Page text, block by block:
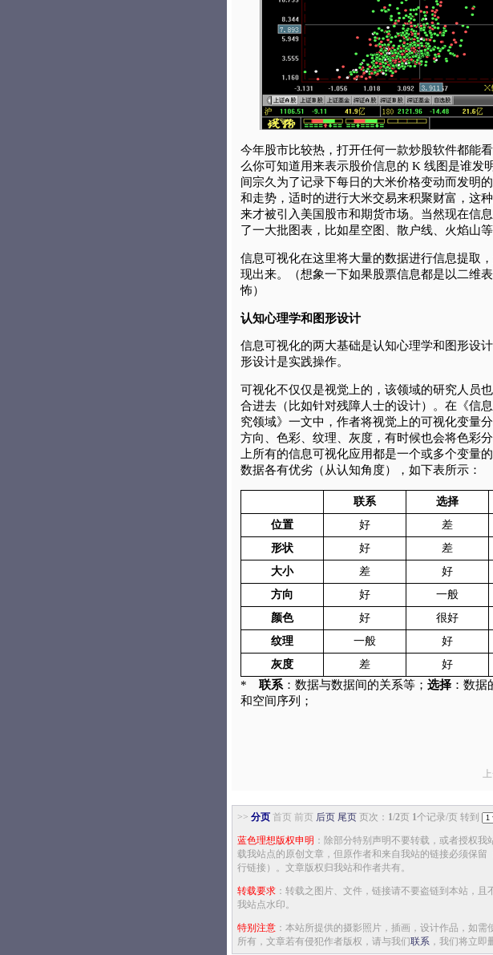
今年股市比较热，打开任何一款炒股软件都能
么你可知道用来表示股价信息的 K 线图是谁发
间宗久为了记录下每日的大米价格变动而发明
和走势，适时的进行大米交易来积聚财富，这
来才被引入美国股市和期货市场。当然现在信
了一大批图表，比如星空图、散户线、火焰山等
信息可视化在这里将大量的数据进行信息提取
现出来。（想象一下如果股票信息都是以二维
怖）
认知心理学和图形设计
信息可视化的两大基础是认知心理学和图形设
形设计是实践操作。
可视化不仅仅是视觉上的，该领域的研究人员
合进去（比如针对残障人士的设计）。在《信
究领域》一文中，作者将视觉上的可视化变量
方向、色彩、纹理、灰度，有时候也会将色彩
上所有的信息可视化应用都是一个或多个变量
数据各有优劣（从认知角度），如下表所示：
联系 选择
位置
好 差
形状
好 差
大小
差 好
方向
好 一般
颜色
好 很好
纹理
一般 好
灰度
差 好
* 联系 ：数据与数据间的关系等； 选择 ：数据
和空间序列；
>> 分页 首页 前页 后页 尾页 页次： 1/2页 1个记录/页 转到
蓝色理想版权申明 ：除部分特别声明不要转载，或者授权
载我站点的原创文章，但原作者和来自我站的链接必须保留
行链接）。文章版权归我站和作者共有。
转载要求 ：转载之图片、文件，链接请不要盗链到本站，
我站点水印。
特别注意 ：本站所提供的摄影照片，插画，设计作品，如
所有，文章若有侵犯作者版权，请与我们联系 ，我们将立即